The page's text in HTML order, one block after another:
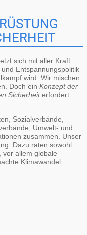
sich mit aller Kraft
Entspannungspolitik
wird. Wir mischen
Doch ein Konzept der
Sicherheiterfordert
Sozialverbände,
Umwelt- und
zusammen. Unser
Dazu raten sowohl
vor allem globale
Klimawandel.